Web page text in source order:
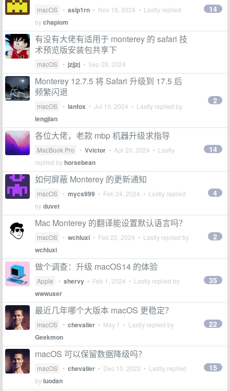
macOS • asip1rn • Nov 18, 2024 • Lastly replied
bychapiom
14
有没有大佬有适用于 monterey 的 safari 技
术预览版安装包共享下
macOS • jzjjzj • Sep 29, 2024
Monterey 12.7.5 将 Safari 升级到 17.5 后
频繁闪退
macOS • lanfox • Jul 10, 2024 • Lastly replied by
lengjian
2
各位大佬，老款 mbp 机器升级求指导
MacBook Pro • Vvictor • Apr 20, 2024 • Lastly
replied byhorsebean
14
如何屏蔽 Monterey 的更新通知
macOS • mycs999 • Feb 24, 2024 • Lastly replied
byduvet
4
Mac Monterey 的翻译能设置默认语言吗？
macOS • wchluxi • Feb 22, 2024 • Lastly replied by
wchluxi
2
做个调查：升级 macOS14 的体验
Apple • shervy • Feb 1, 2024 • Lastly replied by
wwwuser
35
最近几年哪个大版本 macOS 更稳定？
macOS • chevalier • May 1 • Lastly replied by
Geekmon
22
macOS 可以保留数据降级吗？
macOS • chevalier • Dec 10, 2023 • Lastly replied
byluodan
15